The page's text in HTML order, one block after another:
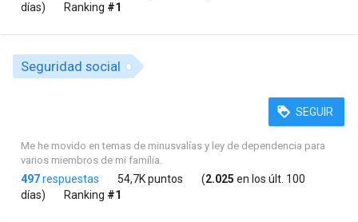
días)
Ranking #1
Seguridad social
SEGUIR
Me he movido en temas de minusvalías y ley de dependencia para
varios miembros de mi família.
497respuestas 54,7K puntos (2.025 en los últ. 100
días)
Ranking #1